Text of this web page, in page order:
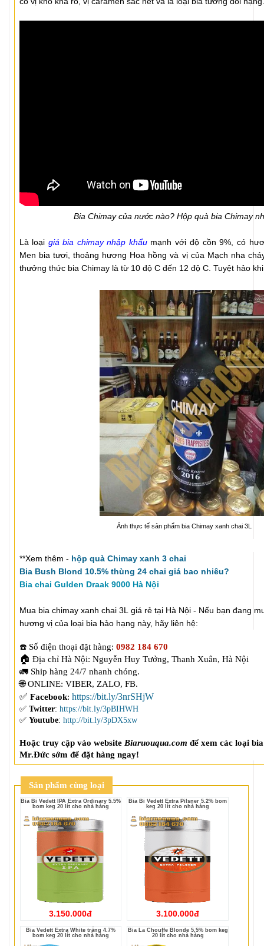
Bia Chimay của nước nào? Hộp quà bia Chimay
Là loại giá bia chimay nhập khẩumạnh với độ cồn 9%, có
Men bia tươi, thoảng hương Hoa hồng và vị của Mạch nha
thưởng thức bia Chimay là từ 10 độ C đến 12 độ C. Tuyệt hảo
Ảnh thực tế sản phẩm bia Chimay xanh chai 3L
**Xem thêm - hộp quà Chimay xanh 3 chai
Bia Bush Blond 10.5% thùng 24 chai giá bao nhiêu?
Bia chai Gulden Draak 9000 Hà Nội
Mua bia chimay xanh chai 3L giá rẻ tại Hà Nội - Nếu bạn đang
hương vị của loại bia hảo hạng này, hãy liên hệ:
☎️ Số điện thoại đặt hàng: 0982 184 670
🏠 Địa chỉ Hà Nội: Nguyễn Huy Tưởng, Thanh Xuân, Hà Nội
🌐ONLINE: VIBER, ZALO, FB.
✅ Facebook: https://bit.ly/3nrSHjW
✅ Twitter: https://bit.ly/3pBIHWH
✅ Youtube: http://bit.ly/3pDX5xw
Hoặc truy cập vào website Biaruouqua.com để xem các loại
Mr.Đức sớm để đặt hàng ngay!
Sản phẩm cùng loại
Bia Bỉ Vedett IPA Extra Ordinary 5.5%
bom keg 20 lít cho nhà hàng
3.150.000đ
Bia Bỉ Vedett Extra Pilsner 5.2% bom
keg 20 lít cho nhà hàng
3.100.000đ
Bia Vedett Extra White trắng 4.7%
bom keg 20 lít cho nhà hàng
Bia La Chouffe Blonde 5.5% bom keg
20 lít cho nhà hàng